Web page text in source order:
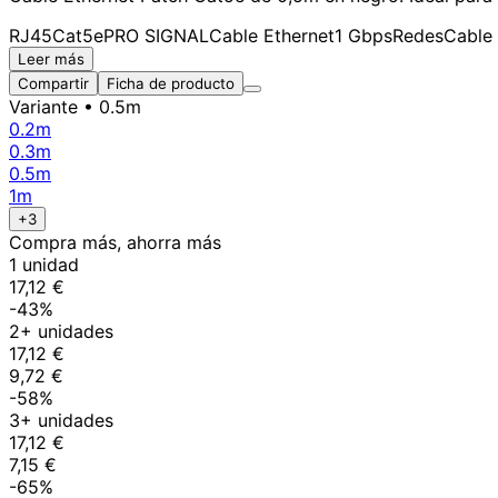
RJ45Cat5ePRO SIGNALCable Ethernet1 GbpsRedesCable
Leer más
Compartir
Ficha de producto
Variante • 0.5m
0.2m
0.3m
0.5m
1m
+3
Compra más, ahorra más
1 unidad
17,12 €
-43%
2+ unidades
17,12 €
9,72 €
-58%
3+ unidades
17,12 €
7,15 €
-65%